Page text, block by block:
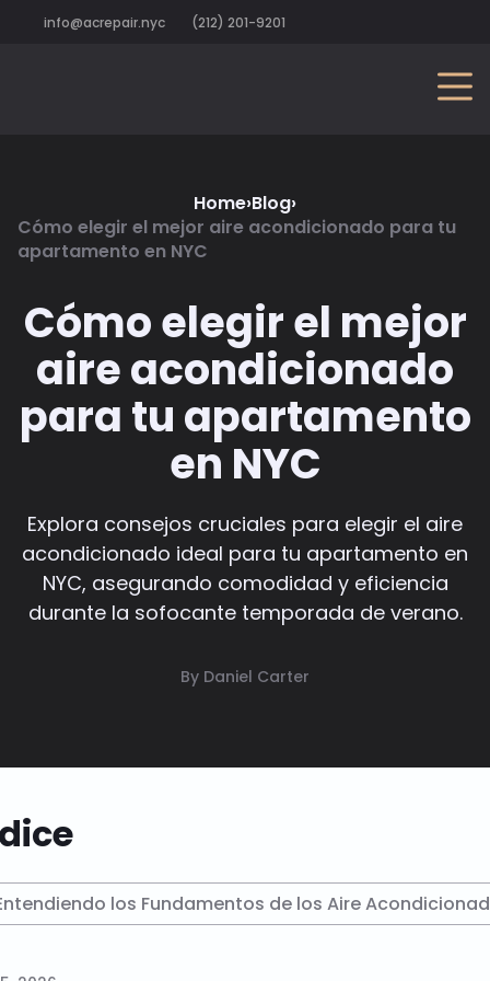
info@acrepair.nyc (212) 201-9201
Home›Blog›
Cómo elegir el mejor aire acondicionado para tu
apartamento en NYC
Cómo elegir el mejor
aire acondicionado
para tu apartamento
en NYC
Explora consejos cruciales para elegir el aire
acondicionado ideal para tu apartamento en
NYC, asegurando comodidad y eficiencia
durante la sofocante temporada de verano.
By Daniel Carter
los Fundamentos de los Aire